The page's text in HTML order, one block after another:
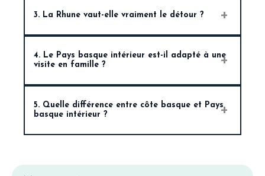
Deux jours donnent déjà une visite beaucoup
plus équilibrée. Au-delà, on peut explorer le
par thèmes.
3. La Rhune vaut-elle vraiment le détour ?
du Pays basque intérieur, notamment pour ses
caractère très identitaire.
4. Le Pays basque intérieur est-il adapté à une
visite en famille ?
parcourir et les expériences simples comme le
5. Quelle différence entre côte basque et Pays
basque intérieur ?